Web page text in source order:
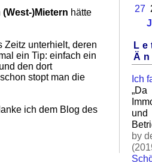
(West-)Mietern hätte
Zeitz unterhielt, deren
ein Tip: einfach ein
den dort
stopt man die
ich dem Blog des
27
Ich
„Da
und
by